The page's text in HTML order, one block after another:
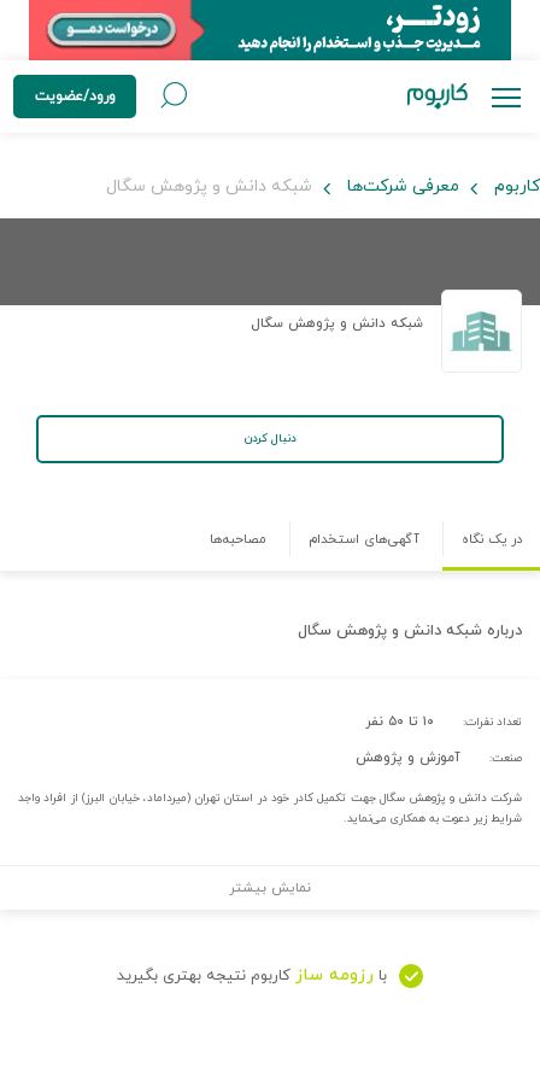
ورود/عضویت
کاربوم معرفی شرکت‌ها شبکه دانش و پژوهش سگال
شبکه دانش و پژوهش سگال
دنبال کردن
در یک نگاه آگهی‌های استخدام مصاحبه‌ها
درباره شبکه دانش و پژوهش سگال
تعداد نفرات: ۱۰ تا ۵۰ نفر
صنعت: آموزش و پژوهش
شرکت دانش و پژوهش سگال جهت تکمیل کادر خود در استان‌ تهران (میرداماد، خیابان البرز) از افراد واجد
شرایط زیر دعوت به همکاری می‌نماید.
نمایش بیشتر
با رزومه ساز کاربوم نتیجه بهتری بگیرید